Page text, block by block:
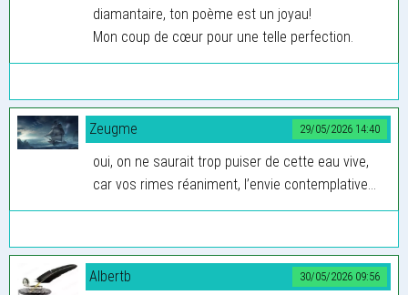
diamantaire, ton poème est un joyau!
Mon coup de cœur pour une telle perfection.
29/05/2026 14:40
Zeugme
oui, on ne saurait trop puiser de cette eau vive,
car vos rimes réaniment, l’envie contemplative...
30/05/2026 09:56
Albertb